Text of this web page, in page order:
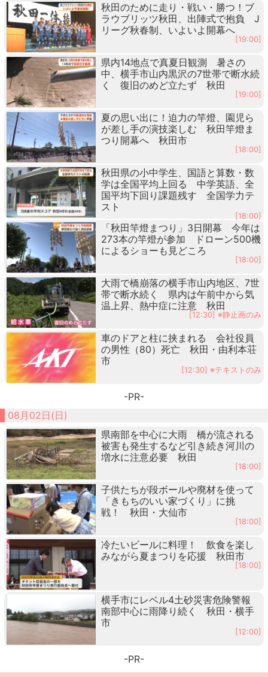
秋田のために走り・戦い・勝つ！ブ
ラウブリッツ秋田、出陣式で抱負 J
リーグ秋春制、いよいよ開幕へ
[19:00]
県内14地点で真夏日観測 暑さの
中、横手市山内黒沢の7世帯で断水続
く 復旧のめど立たず 秋田
[19:00]
夏の思い出に！迫力の竿燈、園児ら
が差し手の演技楽しむ 秋田竿燈ま
つり開幕へ 秋田市
[18:00]
秋田県の小中学生、国語と算数・数
学は全国平均上回る 中学英語、全
国平均下回り課題残す 全国学力テ
スト
[18:00]
「秋田竿燈まつり」3日開幕 今年は
273本の竿燈が参加 ドローン500機
によるショーも見どころ
[18:00]
大雨で橋崩落の横手市山内地区、7世
帯で断水続く 県内は午前中から気
温上昇、熱中症に注意 秋田
[12:30] ※静止画のみ
車のドアと柱に挟まれる 会社役員
の男性（80）死亡 秋田・由利本荘
市
[12:30] ※テキストのみ
-PR-
08月02日(日)
県南部を中心に大雨 橋が流される
被害も発生するなど引き続き河川の
増水に注意必要 秋田
[18:00]
子供たちが段ボールや廃材を使って
「きもちのいい家づくり」に挑
戦！ 秋田・大仙市
[18:00]
冷たいビールに料理！ 飲食を楽し
みながら夏まつりを応援 秋田市
[18:00]
横手市にレベル4土砂災害危険警報
南部中心に雨降り続く 秋田・横手
市
[12:00]
-PR-